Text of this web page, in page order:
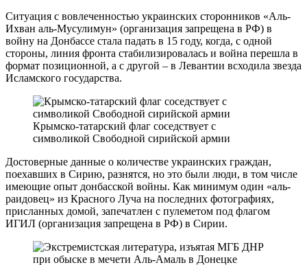
Ситуация с вовлеченностью украинских сторонников «Аль-
Ихван аль-Мусулимун» (организация запрещена в РФ) в
войну на Донбассе стала падать в 15 году, когда, с одной
стороны, линия фронта стабилизировалась и война перешла в
формат позиционной, а с другой – в Левантии всходила звезда
Исламского государства.
Крымско-татарский флаг соседствует с
символикой Свободной сирийской армии
Достоверные данные о количестве украинских граждан,
поехавших в Сирию, разнятся, но это были люди, в том числе
имеющие опыт донбасской войны. Как минимум один «аль-
раидовец» из Красного Луча на последних фотографиях,
присланных домой, запечатлен с пулеметом под флагом
ИГИЛ (организация запрещена в РФ) в Сирии.